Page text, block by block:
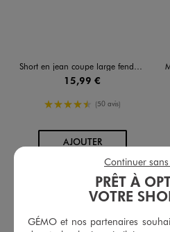
Short en jean coupe large fendu sur les côtés femme
15,99 €
4.5/5 de moyenne
(50 avis)
AJOUTERAU PANIER
4.6/5
PRÊT À
VOTRE
GÉMO et nos partenaires
Continuer